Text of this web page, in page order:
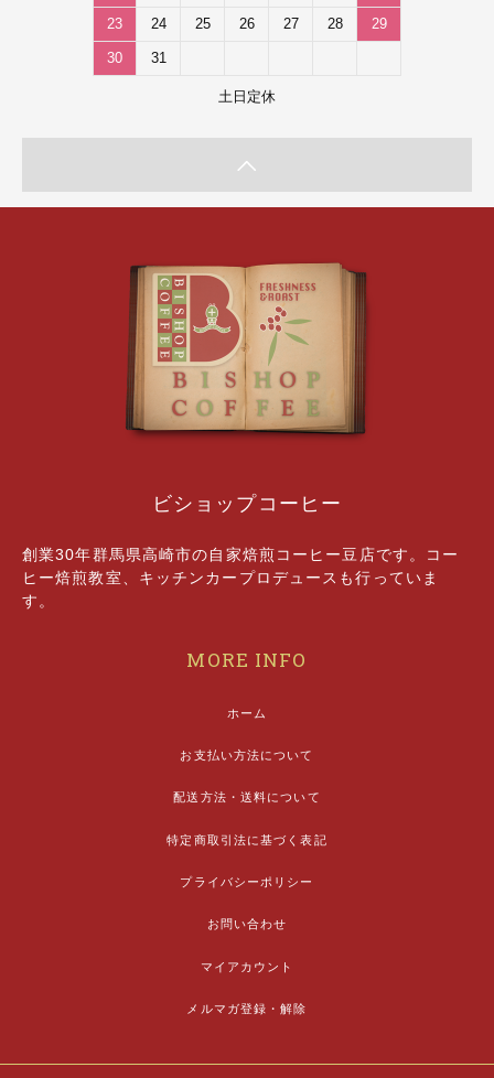
23 24 25 26 27 28 29
30 31
土日定休
ビショップコーヒー
創業30年群馬県高崎市の自家焙煎コーヒー豆店です。コー
ヒー焙煎教室、キッチンカープロデュースも行っていま
す。
MORE INFO
ホーム
お支払い方法について
配送方法・送料について
特定商取引法に基づく表記
プライバシーポリシー
お問い合わせ
マイアカウント
メルマガ登録・解除